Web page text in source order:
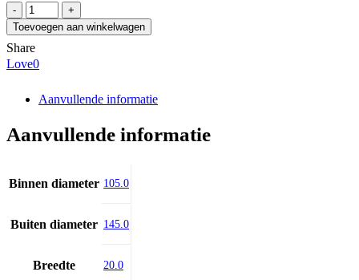
NTN
61921ZZ/5K
aantal
Toevoegen aan winkelwagen
Share
Love0
Aanvullende informatie
Aanvullende informatie
Binnen diameter 105.0
Buiten diameter 145.0
Breedte 20.0